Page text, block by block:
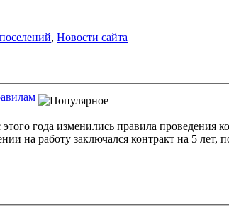
, Новости сайта
года изменились правила проведения
на работу заключался контракт на 5 лет,